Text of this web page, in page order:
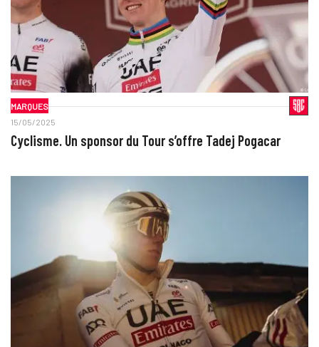
MARQUES
15/05/2025
Cyclisme. Un sponsor du Tour s’offre Tadej Pogacar